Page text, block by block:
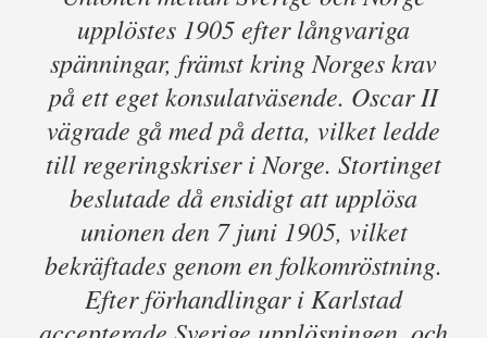
upplöstes 1905 efter långvariga
spänningar, främst kring Norges krav
på ett eget konsulatväsende. Oscar II
vägrade gå med på detta, vilket ledde
till regeringskriser i Norge. Stortinget
beslutade då ensidigt att upplösa
unionen den 7 juni 1905, vilket
bekräftades genom en folkomröstning.
Efter förhandlingar i Karlstad